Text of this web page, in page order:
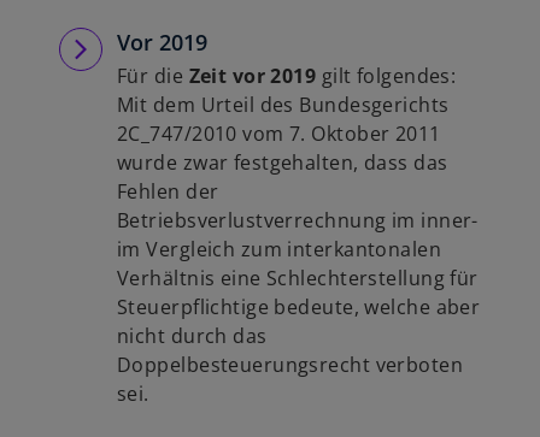
Vor 2019
Für die Zeit vor 2019 gilt folgendes:
Mit dem Urteil des Bundesgerichts
2C_747/2010 vom 7. Oktober 2011
wurde zwar festgehalten, dass das
Fehlen der
Betriebsverlustverrechnung im inner-
im Vergleich zum interkantonalen
Verhältnis eine Schlechterstellung für
Steuerpflichtige bedeute, welche aber
nicht durch das
Doppelbesteuerungsrecht verboten
sei.